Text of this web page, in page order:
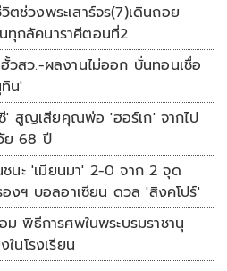
ช่วงพระเสาร์จร(7)เดินถอย
ทุกลัคนาราศีตอนที่2
สว.-ผลงานไม่ออก บั่นทอนเชื่อ
น'
ซี' สูญเสียคุณพ่อ 'ฮอร์เก' จากไป
ย 68 ปี
ชนะ 'เมียนมา' 2-0 จาก 2 จุด
องฯ บอลอาเซียน ดวล 'สิงคโปร์'
ม พิธีการศพในพระบรมราชานุ
ในโรงเรียน